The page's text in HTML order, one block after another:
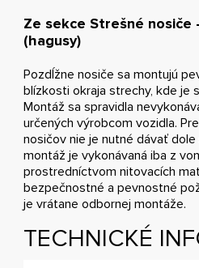
Ze sekce Strešné nosiče
(hagusy)
Pozdĺžne nosiče sa montujú
blízkosti okraja strechy, kde je
Montáž sa spravidla
určených výrobcom vozidla.
nosičov nie je nutné dávať
montáž je vykonávaná iba z
prostredníctvom nitovacích
bezpečnostné a pevnostné
je vrátane odbornej montáže.
TECHNICKÉ